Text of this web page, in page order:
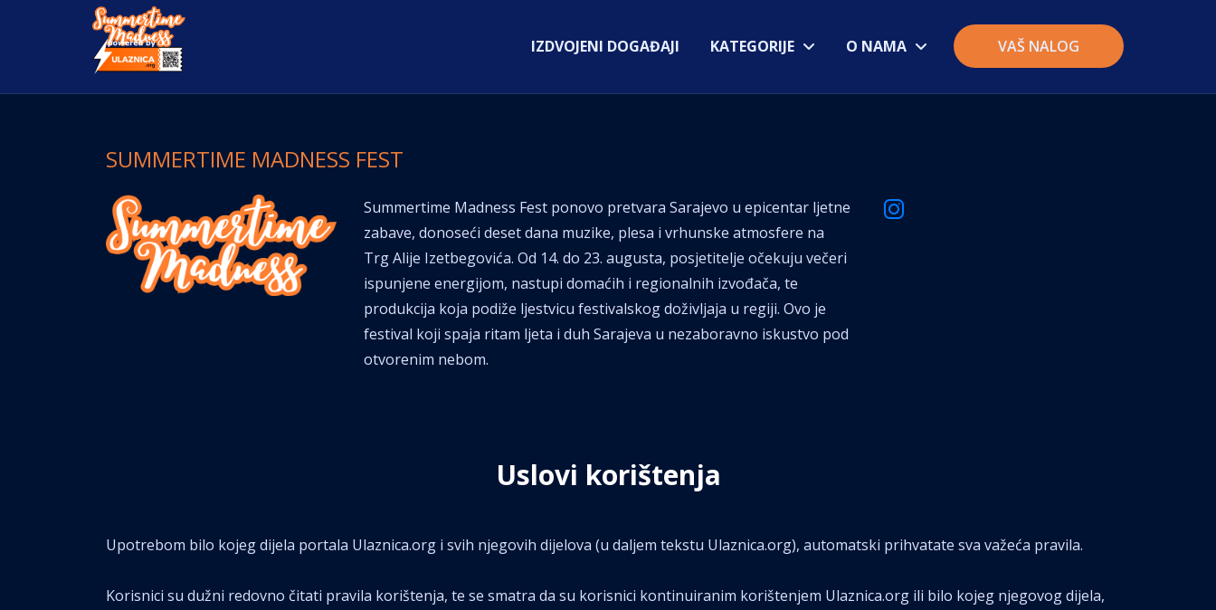
IZDVOJENI DOGAĐAJI KATEGORIJE O NAMA VAŠ NALOG
SUMMERTIME MADNESS FEST
Summertime Madness Fest ponovo pretvara Sarajevo u epicentar ljetne
zabave, donoseći deset dana muzike, plesa i vrhunske atmosfere na
Trg Alije Izetbegovića. Od 14. do 23. augusta, posjetitelje očekuju večeri
ispunjene energijom, nastupi domaćih i regionalnih izvođača, te
produkcija koja podiže ljestvicu festivalskog doživljaja u regiji. Ovo je
festival koji spaja ritam ljeta i duh Sarajeva u nezaboravno iskustvo pod
otvorenim nebom.
Uslovi korištenja
Upotrebom bilo kojeg dijela portala Ulaznica.org i svih njegovih dijelova (u daljem tekstu Ulaznica.org), automatski prihvatate sva važeća pravila.
Korisnici su dužni redovno čitati pravila korištenja, te se smatra da su korisnici kontinuiranim korištenjem Ulaznica.org ili bilo kojeg njegovog dijela,